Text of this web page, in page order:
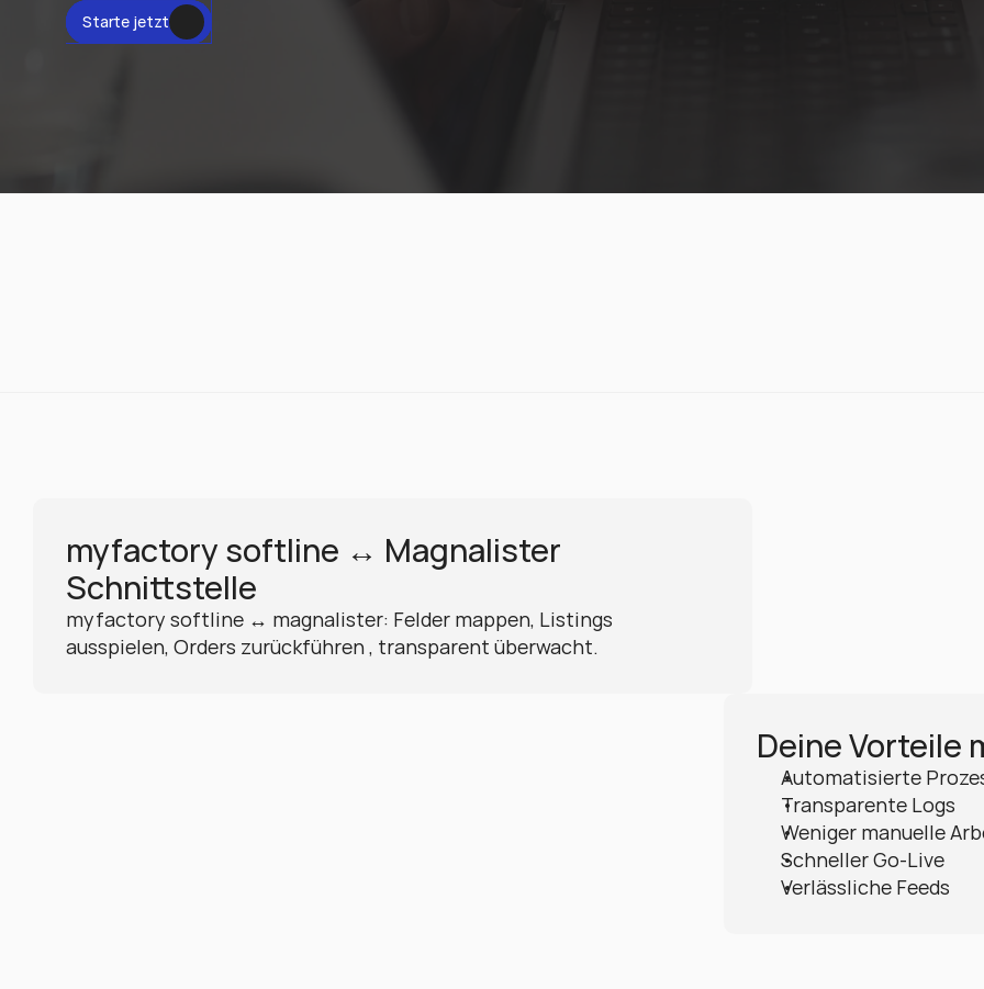
Starte jetzt
myfactory softline ↔ Magnalister
Schnittstelle
myfactory softline ↔ magnalister: Felder mappen, Listings
ausspielen, Orders zurückführen , transparent überwacht.
Deine
Automatisierte
Transparente Logs
Weniger manuelle
Schneller Go-Live
Verlässliche Feeds